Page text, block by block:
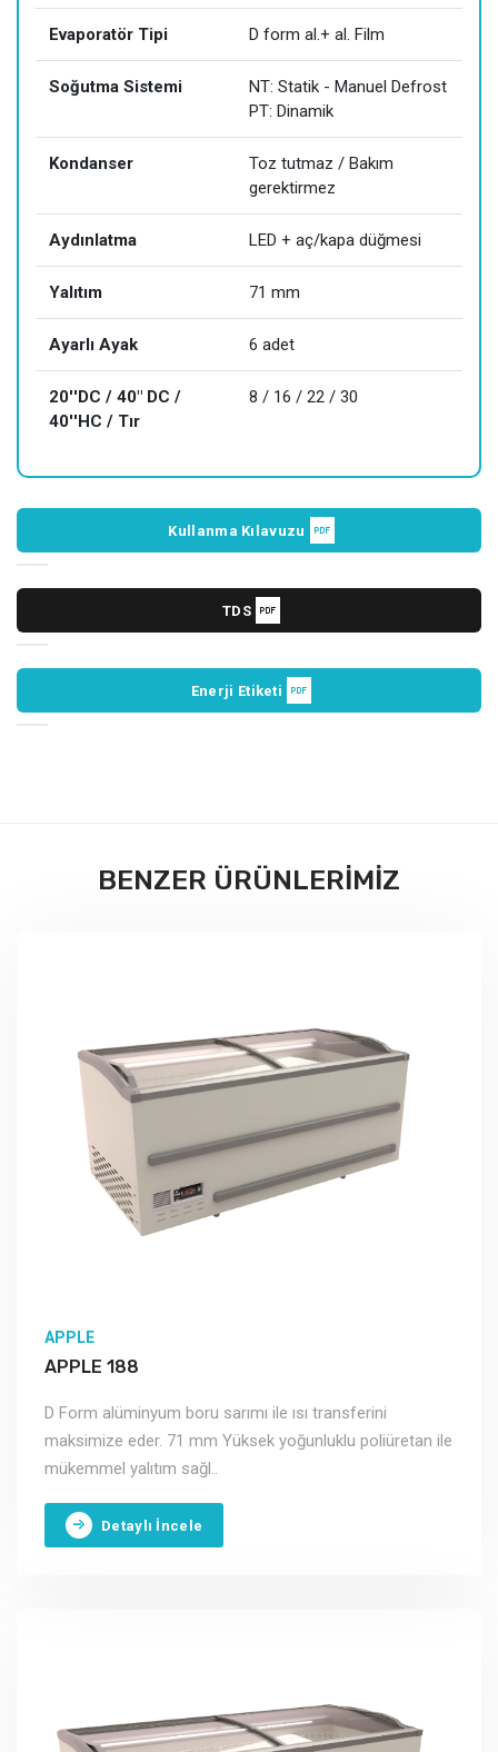
Evaporatör Tipi D form al.+ al. Film
Soğutma Sistemi
NT: Statik - Manuel Defrost
PT: Dinamik
Kondanser
Toz tutmaz / Bakım
gerektirmez
Aydınlatma LED + aç/kapa düğmesi
Yalıtım 71 mm
Ayarlı Ayak 6 adet
20''DC / 40" DC /
40''HC / Tır
8 / 16 / 22 / 30
Kullanma Kılavuzu
TDS
Enerji Etiketi
BENZER ÜRÜNLERİMİZ
APPLE
APPLE 188
D Form alüminyum boru sarımı ile ısı transferini
maksimize eder. 71 mm Yüksek yoğunluklu poliüretan ile
mükemmel yalıtım sağl..
Detaylı İncele